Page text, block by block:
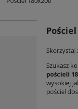
Skorzystaj
Szukasz
pościeli
wysokiej
pościel